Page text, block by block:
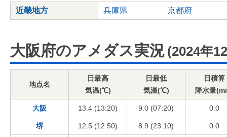
近畿地方 兵庫県 京都府
大阪府のアメダス実況 (2024年
地点名
日最高
気温(℃)
日最低
気温(℃)
日積算
降水量
大阪 13.4 (13:20) 9.0 (07:20) 0.0
堺 12.5 (12:50) 8.9 (23:10) 0.0